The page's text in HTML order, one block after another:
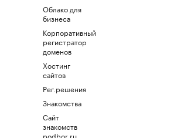
Облако для
бизнеса
Корпоративный
регистратор
доменов
Хостинг
сайтов
Рег.решения
Знакомства
Сайт
знакомств
podbor.ru